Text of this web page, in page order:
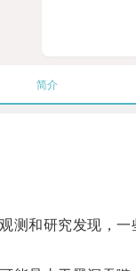
简介
和研究发现，一